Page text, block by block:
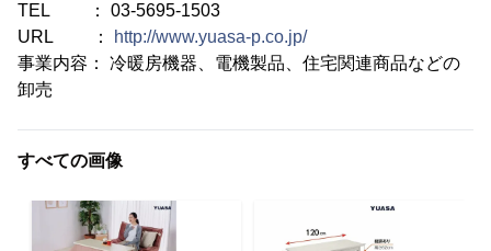
TEL ： 03-5695-1503
URL ：
http://www.yuasa-p.co.jp/
事業内容： 冷暖房機器、電機製品、住宅関連商品などの
卸売
すべての画像